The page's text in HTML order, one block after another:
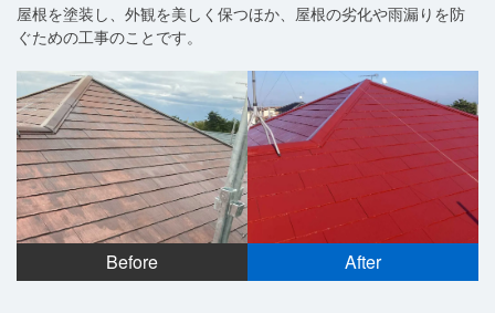
屋根を塗装し、外観を美しく保つほか、屋根の劣化や雨漏りを防
ぐための工事のことです。
Before After